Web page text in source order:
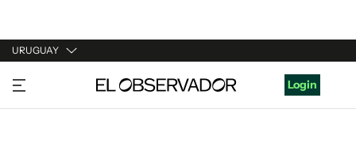
URUGUAY
URUGUAY
ARGENTINA
Login